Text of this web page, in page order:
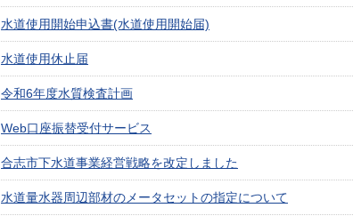
水道使用開始申込書(水道使用開始届)
水道使用休止届
令和6年度水質検査計画
Web口座振替受付サービス
合志市下水道事業経営戦略を改定しました
水道量水器周辺部材のメータセットの指定について